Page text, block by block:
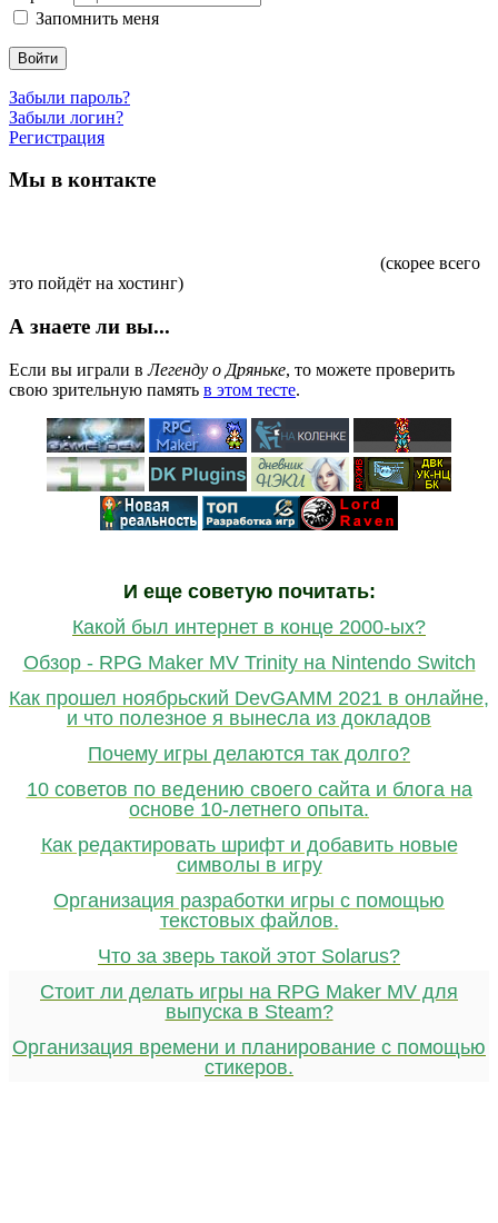
Запомнить меня
Войти
Забыли пароль?
Забыли логин?
Регистрация
Мы в контакте
(скорее всего
это пойдёт на хостинг)
А знаете ли вы...
Если вы играли вЛегенду о Дряньке, то можете проверить
свою зрительную память в этом тесте.
И еще советую почитать:
Какой был интернет в конце 2000-ых?
Обзор - RPG Maker MV Trinity на Nintendo Switch
Как прошел ноябрьский DevGAMM 2021 в онлайне,
и что полезное я вынесла из докладов
Почему игры делаются так долго?
10 советов по ведению своего сайта и блога на
основе 10-летнего опыта.
Как редактировать шрифт и добавить новые
символы в игру
Организация разработки игры с помощью
текстовых файлов.
Что за зверь такой этот Solarus?
Стоит ли делать игры на RPG Maker MV для
выпуска в Steam?
Организация времени и планирование с помощью
стикеров.